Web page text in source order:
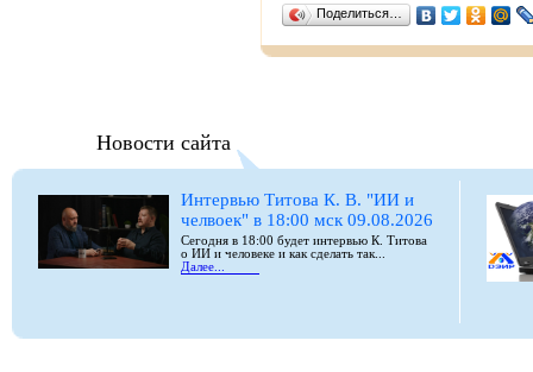
Поделиться…
Новости сайта
Интервью Титова К. В. "ИИ и
челвоек" в 18:00 мск 09.08.2026
Сегодня в 18:00 будет интервью К. Титова
о ИИ и человеке и как сделать так...
Далее...